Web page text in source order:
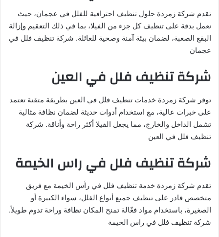
تقدم شركة زمردة حلول تنظيف احترافية للفلل في عجمان، حيث
نعمل بدقة على تنظيف كل جزء من الفيلا، بما في ذلك التعقيم وإزالة
البقع الصعبة، لضمان بيئة آمنة وصحية للعائلة. شركة تنظيف فلل في
عجمان
شركة تنظيف فلل في العين
توفر شركة زمردة خدمات تنظيف فلل في العين بطريقة متقنة تعتمد
على خبرات عالية، مع استخدام أدوات حديثة لضمان نظافة مثالية
تشمل الداخل والخارج، مما يجعل الفيلا أكثر راحة وأناقة. شركة
تنظيف فلل في العين
شركة تنظيف فلل في راس الخيمة
تقدم شركة زمردة خدمة تنظيف فلل في رأس الخيمة مع فريق
متخصص قادر على تنظيف جميع أنواع الفلل، سواء الكبيرة أو
الصغيرة، باستخدام مواد فعّالة تمنح المكان نظافة وراحة تدوم طويلاً.
شركة تنظيف فلل في راس الخيمة